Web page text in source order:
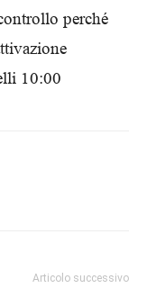
perché
10:00
Articolo successivo